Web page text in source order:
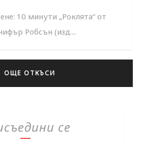
10 минути „Роклята“ от
Робсън (изд....
ОЩЕ ОТКЪСИ
се